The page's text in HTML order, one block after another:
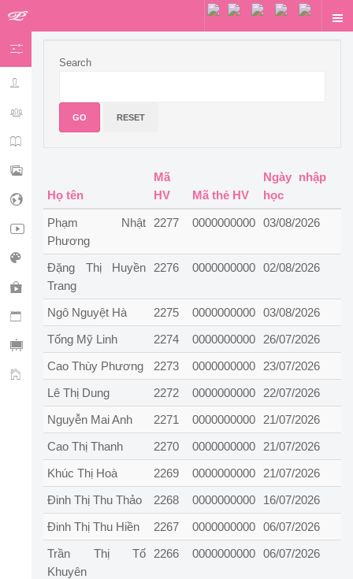
WEBSITE
VIDEO
DESIGN
SHOPPING
BOOKING
SỰ KIỆN
TRUNG TÂM
Search
GO RESET
Họ tên
Mã
HV
Mã thẻ HV
Ngày nhập
học
Phạm Nhật
Phương
2277 0000000000 03/08/2026
Đặng Thị Huyền
Trang
2276 0000000000 02/08/2026
Ngô Nguyệt Hà 2275 0000000000 03/08/2026
Tống Mỹ Linh
2274 0000000000
26/07/2026
Cao Thùy Phương
2273 0000000000
23/07/2026
Lê Thị Dung
2272 0000000000
22/07/2026
Nguyễn Mai Anh
2271 0000000000
21/07/2026
Cao Thị Thanh
2270 0000000000
21/07/2026
Khúc Thị Hoà
2269 0000000000
21/07/2026
Đinh Thị Thu Thảo
2268 0000000000
16/07/2026
Đinh Thị Thu Hiền
2267 0000000000 06/07/2026
Trần Thị Tố
Khuyên
2266 0000000000 06/07/2026